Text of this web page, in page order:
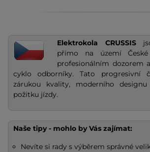
Elektrokola CRUSSIS
přímo na území
profesionálním dozorem
cyklo odborníky. Tato progresivní
zárukou kvality, moderního
požitku jízdy.
Naše tipy - mohlo by Vás zajímat:
Nevíte si rady s výběrem správné